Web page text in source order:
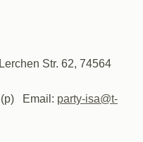
Str. 62, 74564
Email: party-isa@t-